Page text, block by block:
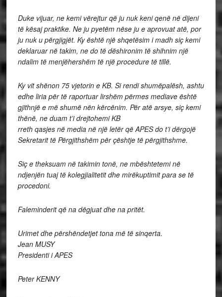
Duke vijuar, ne kemi vërejtur që ju nuk keni qenë në dijeni
të kësaj praktike. Ne ju pyetëm nëse ju e aprovuat atë, por
ju nuk u përgjigjët. Ky është një shqetësim i madh siç kemi
deklaruar në takim, ne do të dëshironim të shihnim një
ndalim të menjëhershëm të një procedure të tillë.
Ky vit shënon 75 vjetorin e KB. Si rendi shumëpalësh, ashtu
edhe liria për të raportuar lirshëm përmes mediave është
gjithnjë e më shumë nën kërcënim. Për atë arsye, siç kemi
thënë, ne duam t’i drejtohemi KB
rreth qasjes në media në një letër që APES do t’i dërgojë
Sekretarit të Përgjithshëm për çështje të përgjithshme.
Siç e theksuam në takimin tonë, ne mbështetemi në
ndjenjën tuaj të kolegjialitetit dhe mirëkuptimit para se të
procedoni.
Faleminderit që na dëgjuat dhe na pritët.
Urimet dhe përshëndetjet tona më të sinqerta.
Jean MUSY
Presidenti i APES
Peter KENNY